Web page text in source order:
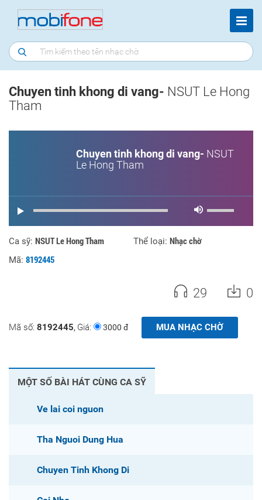
Chuyen tinh khong di vang- NSUT Le Hong
Tham
Chuyen tinh khong di vang- NSUT
Le Hong Tham
Ca sỹ: NSUT Le Hong Tham Thể loại: Nhạc chờ
Mã: 8192445
0
29
Mã số: 8192445, Giá: 3000 đ MUA NHẠC CHỜ
MỘT SỐ BÀI HÁT CÙNG CA SỸ
Ve lai coi nguon
Tha Nguoi Dung Hua
Chuyen Tinh Khong Di